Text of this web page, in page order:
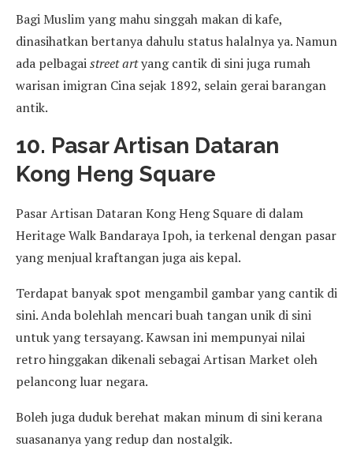
Bagi Muslim yang mahu singgah makan di kafe,
dinasihatkan bertanya dahulu status halalnya ya. Namun
ada pelbagaistreet artyang cantik di sini juga rumah
warisan imigran Cina sejak 1892, selain gerai barangan
antik.
10. Pasar Artisan Dataran
Kong Heng Square
Pasar Artisan Dataran Kong Heng Square di dalam
Heritage Walk Bandaraya Ipoh, ia terkenal dengan pasar
yang menjual kraftangan juga ais kepal.
Terdapat banyak spot mengambil gambar yang cantik di
sini. Anda bolehlah mencari buah tangan unik di sini
untuk yang tersayang. Kawsan ini mempunyai nilai
retro hinggakan dikenali sebagai Artisan Market oleh
pelancong luar negara.
Boleh juga duduk berehat makan minum di sini kerana
suasananya yang redup dan nostalgik.